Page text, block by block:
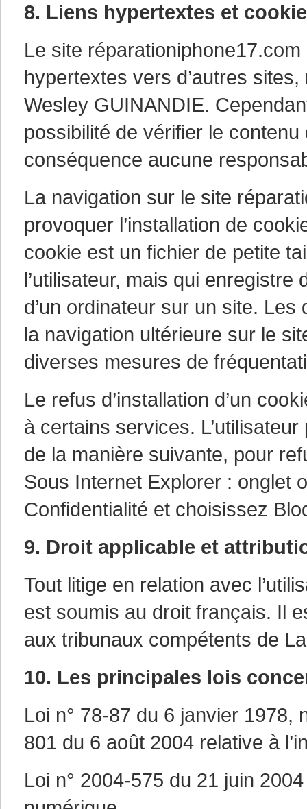
8. Liens hypertextes et
Le site
hypertextes vers d’autres
Wesley GUINANDIE.
possibilité de vérifier le
conséquence aucune
La navigation sur le site
provoquer l’installation de
cookie est un fichier de petite
l’utilisateur, mais qui
d’un ordinateur sur un site.
la navigation ultérieure sur le
diverses mesures de
Le refus d’installation d’un
à certains services.
de la manière suivante, pour
Sous Internet Explorer : onglet
Confidentialité et choisissez
9. Droit applicable et
Tout litige en relation avec
est soumis au droit français. Il
aux tribunaux compétents de
10. Les principales lois
Loi n° 78-87 du 6 janvier 1978,
801 du 6 août 2004 relative à
Loi n° 2004-575 du 21 juin